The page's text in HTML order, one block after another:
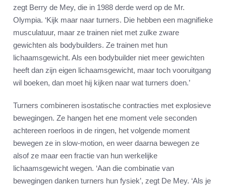
zegt Berry de Mey, die in 1988 derde werd op de Mr.
Olympia. ‘Kijk maar naar turners. Die hebben een magnifieke
musculatuur, maar ze trainen niet met zulke zware
gewichten als bodybuilders. Ze trainen met hun
lichaamsgewicht. Als een bodybuilder niet meer gewichten
heeft dan zijn eigen lichaamsgewicht, maar toch vooruitgang
wil boeken, dan moet hij kijken naar wat turners doen.’
Turners combineren isostatische contracties met explosieve
bewegingen. Ze hangen het ene moment vele seconden
achtereen roerloos in de ringen, het volgende moment
bewegen ze in slow-motion, en weer daarna bewegen ze
alsof ze maar een fractie van hun werkelijke
lichaamsgewicht wegen. ‘Aan die combinatie van
bewegingen danken turners hun fysiek’, zegt De Mey. ‘Als je